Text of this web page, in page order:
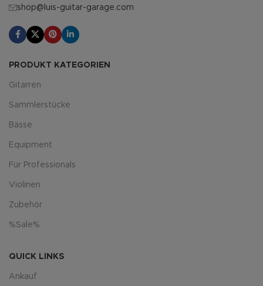
shop@luis-guitar-garage.com
PRODUKT KATEGORIEN
Gitarren
Sammlerstücke
Bässe
Equipment
Für Professionals
Violinen
Zubehör
%Sale%
QUICK LINKS
Ankauf